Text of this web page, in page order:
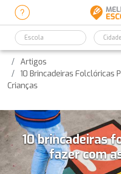
Escola
Artigos
10 Brincadeiras Folclóricas
Crianças
10 brincadeiras
fazer com